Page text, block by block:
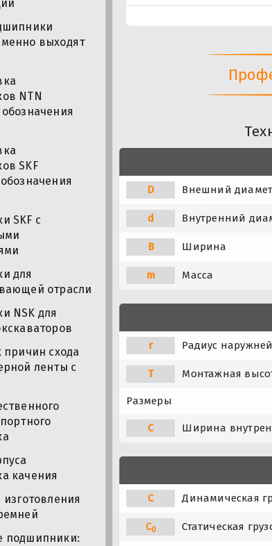
выходят
NTN
SKF
SKF с
для
отрасли
NSK для
причин схода
ленты с
качения
изготовления
подшипники:
D Внешний
d Внутренний
B Ширина
m Масса
r Радиус
T Монтажная
Размеры
C Ширина
C Динамическая
C0 Статическая